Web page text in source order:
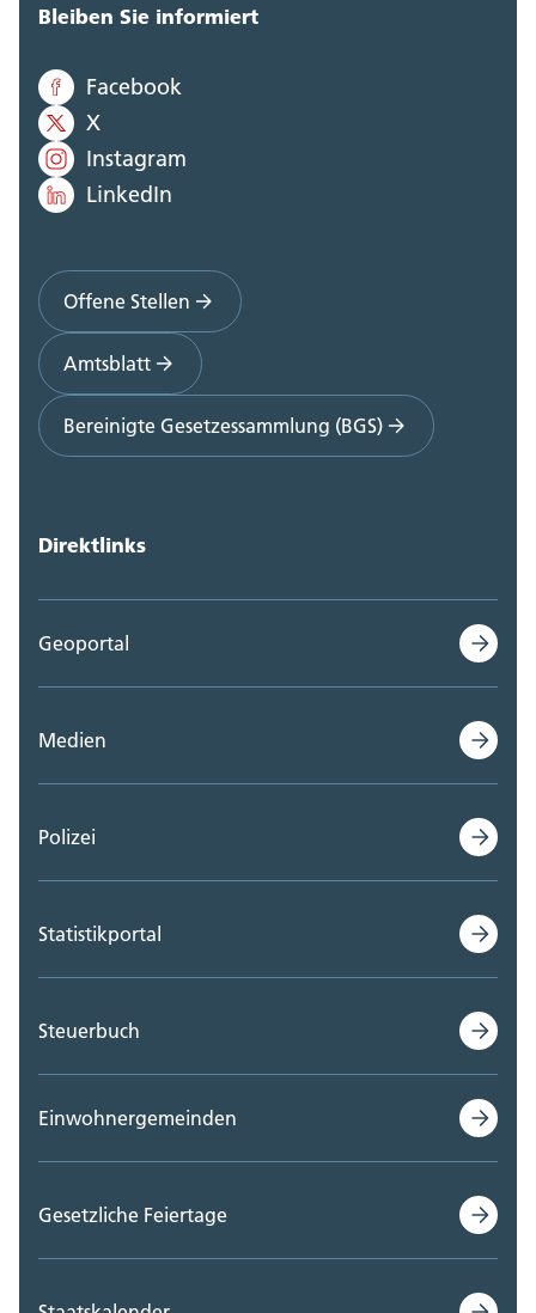
Bleiben Sie informiert
Facebook
X
Instagram
LinkedIn
Offene Stellen
Amtsblatt
Bereinigte Gesetzessammlung (BGS)
Direktlinks
Geoportal
Medien
Polizei
Statistikportal
Steuerbuch
Einwohnergemeinden
Gesetzliche Feiertage